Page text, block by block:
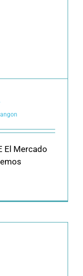
El Mercado